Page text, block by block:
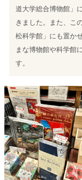
道大学総合博物館」
きました。
また、こ
松科学館」にも置か
まな博物館や科学館
す。